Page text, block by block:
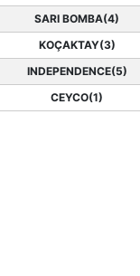
SARI BOMBA(4)
KOÇAKTAY(3)
INDEPENDENCE(5)
CEYCO(1)